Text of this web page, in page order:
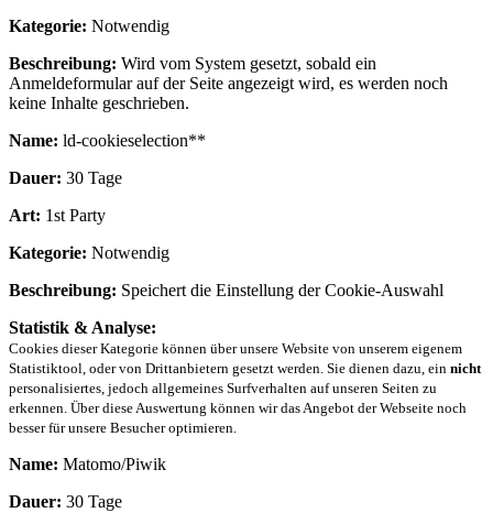
Kategorie: Notwendig
Beschreibung: Wird vom System gesetzt, sobald ein
Anmeldeformular auf der Seite angezeigt wird, es werden noch
keine Inhalte geschrieben.
Name: ld-cookieselection**
Dauer: 30 Tage
Art: 1st Party
Kategorie: Notwendig
Beschreibung: Speichert die Einstellung der Cookie-Auswahl
Statistik & Analyse:
Cookies dieser Kategorie können über unsere Website von unserem eigenem
Statistiktool, oder von Drittanbietern gesetzt werden. Sie dienen dazu, ein nicht
personalisiertes, jedoch allgemeines Surfverhalten auf unseren Seiten zu
erkennen. Über diese Auswertung können wir das Angebot der Webseite noch
besser für unsere Besucher optimieren.
Name: Matomo/Piwik
Dauer: 30 Tage